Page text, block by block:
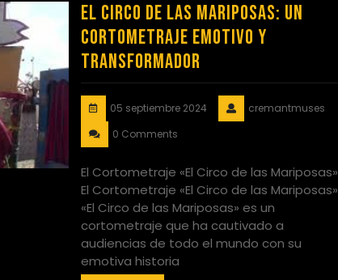
El Circo de las Mariposas: Un
Cortometraje Emotivo y
Transformador
05 septiembre 2024
cremantmuses
0 Comments
El Cortometraje «El Circo de las Mariposas»
El Cortometraje «El Circo de las Mariposas»
«El Circo de las Mariposas» es un
cortometraje que ha cautivado a
audiencias de todo el mundo con su
emotiva historia